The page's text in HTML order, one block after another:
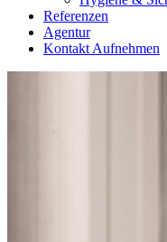
Referenzen
Agentur
Kontakt Aufnehmen